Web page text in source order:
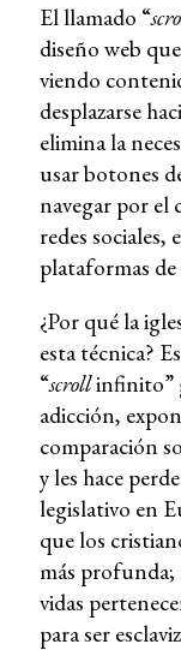
El llamado “
diseño web
viendo
desplazarse
elimina la
usar botones
navegar por el
redes sociales,
plataformas
¿Por qué la
esta técnica?
“scrollinfinito”
adicción,
comparación
y les hace
legislativo en
que los
más profunda;
vidas
para ser